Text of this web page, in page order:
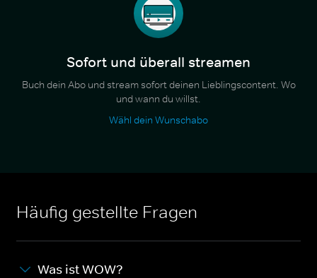
Sofort und überall streamen
Buch dein Abo und stream sofort deinen Lieblingscontent. Wo
und wann du willst.
Wähl dein Wunschabo
Häufig gestellte Fragen
Was ist WOW?